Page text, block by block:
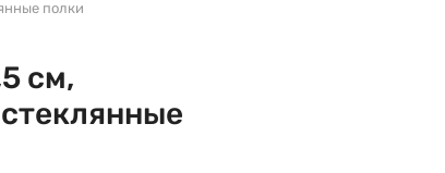
полки
см,